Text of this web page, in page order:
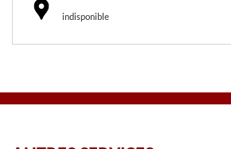
indisponible